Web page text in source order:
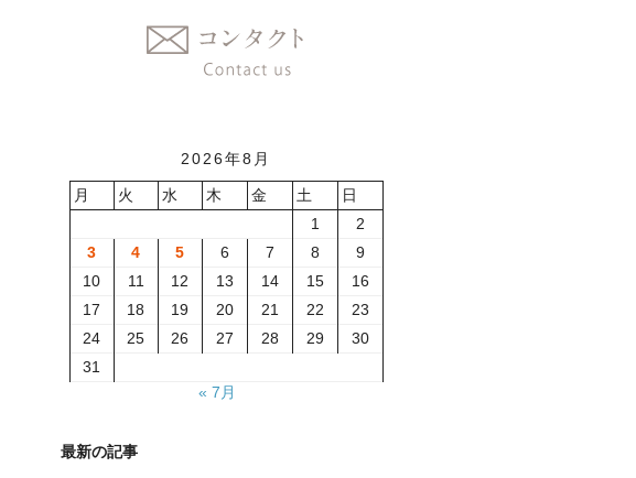
2026年8月
月 火 水 木 金 土
日
1
2
3
4 5 6 7 8
9
10
11 12 13 14 15
16
17
18 19 20 21 22
23
24
25 26 27 28 29
30
31
« 7月
最新の記事